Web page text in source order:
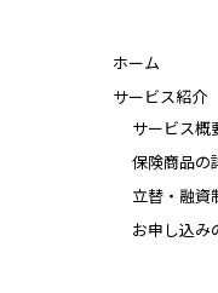
ホーム
サービス紹介
サービス概
保険商品の
立替・融資
お申し込み